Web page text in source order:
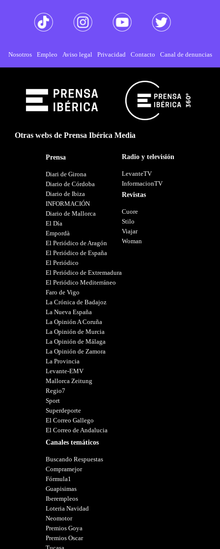
Nosotros Empleo Aviso legal Privacidad Contacto Canal de denuncias
Otras webs de Prensa Ibérica Media
Prensa
Diari de Girona
Diario de Córdoba
Diario de Ibiza
INFORMACIÓN
Diario de Mallorca
El Día
Empordà
El Periódico de Aragón
El Periódico de España
El Periódico
El Periódico de Extremadura
El Periódico Mediterráneo
Faro de Vigo
La Crónica de Badajoz
La Nueva España
La Opinión A Coruña
La Opinión de Murcia
La Opinión de Málaga
La Opinión de Zamora
La Provincia
Levante-EMV
Mallorca Zeitung
Regio7
Sport
Superdeporte
El Correo Gallego
El Correo de Andalucia
Canales temáticos
Buscando Respuestas
Compramejor
Fórmula1
Guapisimas
Iberempleos
Loteria Navidad
Neomotor
Premios Goya
Premios Oscar
Radio y televisión
LevanteTV
InformacionTV
Revistas
Cuore
Stilo
Viajar
Woman